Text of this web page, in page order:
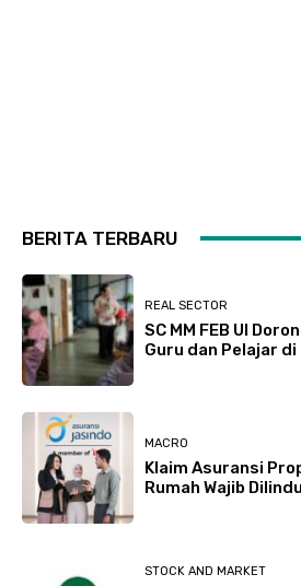
BERITA TERBARU
REAL SECTOR
SC MM FEB UI
Guru dan Pelajar di
MACRO
Klaim Asuransi
Rumah Wajib
STOCK AND MARKET